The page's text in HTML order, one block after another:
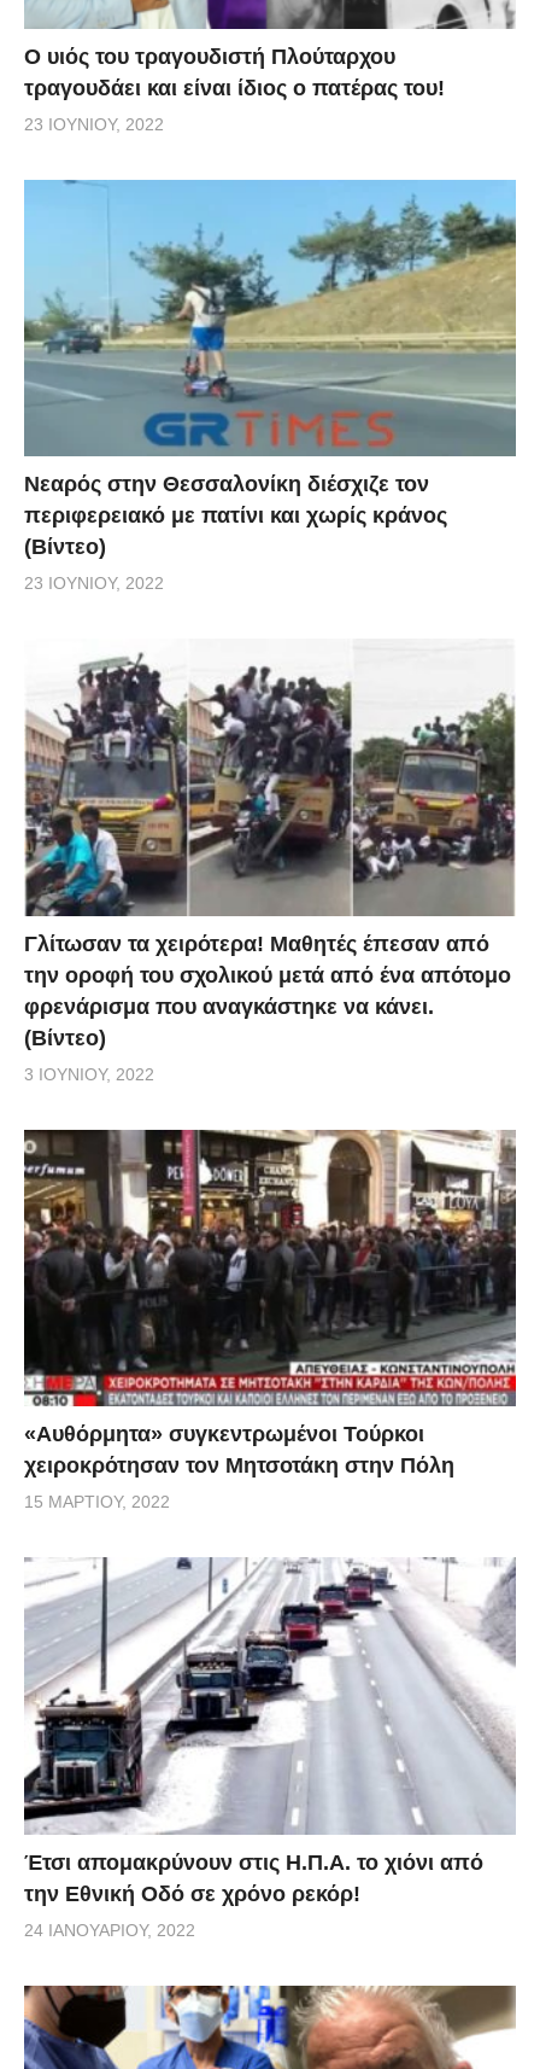
O υιός του τραγουδιστή Πλούταρχου
τραγουδάει και είναι ίδιος ο πατέρας του!
23 ΙΟΥΝΊΟΥ, 2022
Νεαρός στην Θεσσαλονίκη διέσχιζε τον
περιφερειακό με πατίνι και χωρίς κράνος
(Βίντεο)
23 ΙΟΥΝΊΟΥ, 2022
Γλίτωσαν τα χειρότερα! Μαθητές έπεσαν από
την οροφή του σχολικού μετά από ένα απότομο
φρενάρισμα που αναγκάστηκε να κάνει.
(Βίντεο)
3 ΙΟΥΝΊΟΥ, 2022
«Αυθόρμητα» συγκεντρωμένοι Τούρκοι
χειροκρότησαν τον Μητσοτάκη στην Πόλη
15 ΜΑΡΤΊΟΥ, 2022
Έτσι απομακρύνουν στις Η.Π.Α. το χιόνι από
την Εθνική Οδό σε χρόνο ρεκόρ!
24 ΙΑΝΟΥΑΡΊΟΥ, 2022